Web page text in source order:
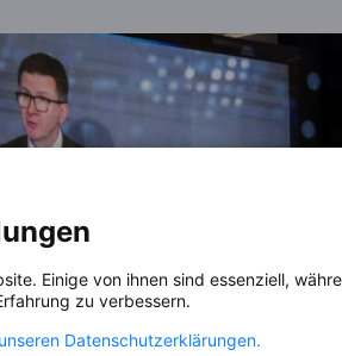
Einige von ihnen sind essenziell,
zu verbessern.
Datenschutzerklärungen.